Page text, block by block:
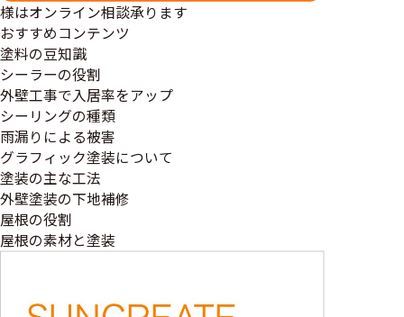
様はオンライン相談承ります
おすすめコンテンツ
塗料の豆知識
シーラーの役割
外壁工事で入居率をアップ
シーリングの種類
雨漏りによる被害
グラフィック塗装について
塗装の主な工法
外壁塗装の下地補修
屋根の役割
屋根の素材と塗装